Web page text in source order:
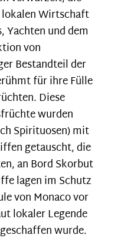
Wirtschaft
Yachten und dem
von
Bestandteil der
für ihre Fülle
Diese
wurden
Spirituosen) mit
getauscht, die
an Bord Skorbut
lagen im Schutz
von Monaco vor
lokaler Legende
wurde.